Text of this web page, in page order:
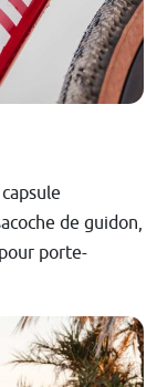
de guidon,
porte-